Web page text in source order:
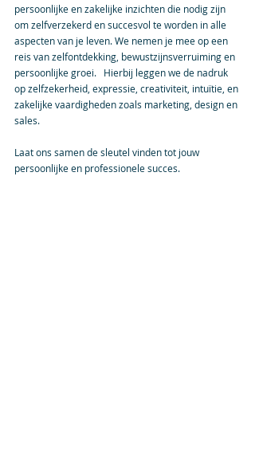
persoonlijke en zakelijke inzichten die nodig zijn
om zelfverzekerd en succesvol te worden in alle
aspecten van je leven. We nemen je mee op een
reis van zelfontdekking, bewustzijnsverruiming en
persoonlijke groei.   Hierbij leggen we de nadruk
op zelfzekerheid, expressie, creativiteit, intuïtie, en
zakelijke vaardigheden zoals marketing, design en
sales.
Laat ons samen de sleutel vinden tot jouw
persoonlijke en professionele succes.